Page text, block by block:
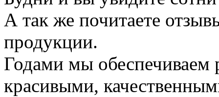
А так же почитаете
продукции.
Годами мы обеспечиваем
красивыми,